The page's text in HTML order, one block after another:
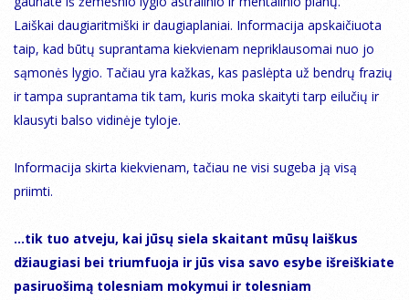
Laiškai daugiaritmiški ir daugiaplaniai. Informacija apskaičiuota
taip, kad būtų suprantama kiekvienam nepriklausomai nuo jo
sąmonės lygio. Tačiau yra kažkas, kas paslėpta už bendrų frazių
ir tampa suprantama tik tam, kuris moka skaityti tarp eilučių ir
klausyti balso vidinėje tyloje.
Informacija skirta kiekvienam, tačiau ne visi sugeba ją visą
priimti.
…tik tuo atveju, kai jūsų siela skaitant mūsų laiškus
džiaugiasi bei triumfuoja ir jūs visa savo esybe išreiškiate
pasiruošimą tolesniam mokymui ir tolesniam